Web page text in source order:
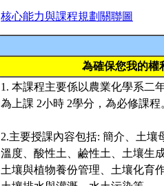
核心能力與課程規劃關聯圖
為確保您我的權
1. 本課程主要係以農業化學系二
為上課 2小時 2學分，為必修課程
2.主要授課內容包括: 簡介、土
溫度、酸性土、鹼性土、土壤生
土壤與植物養份管理、土壤化育